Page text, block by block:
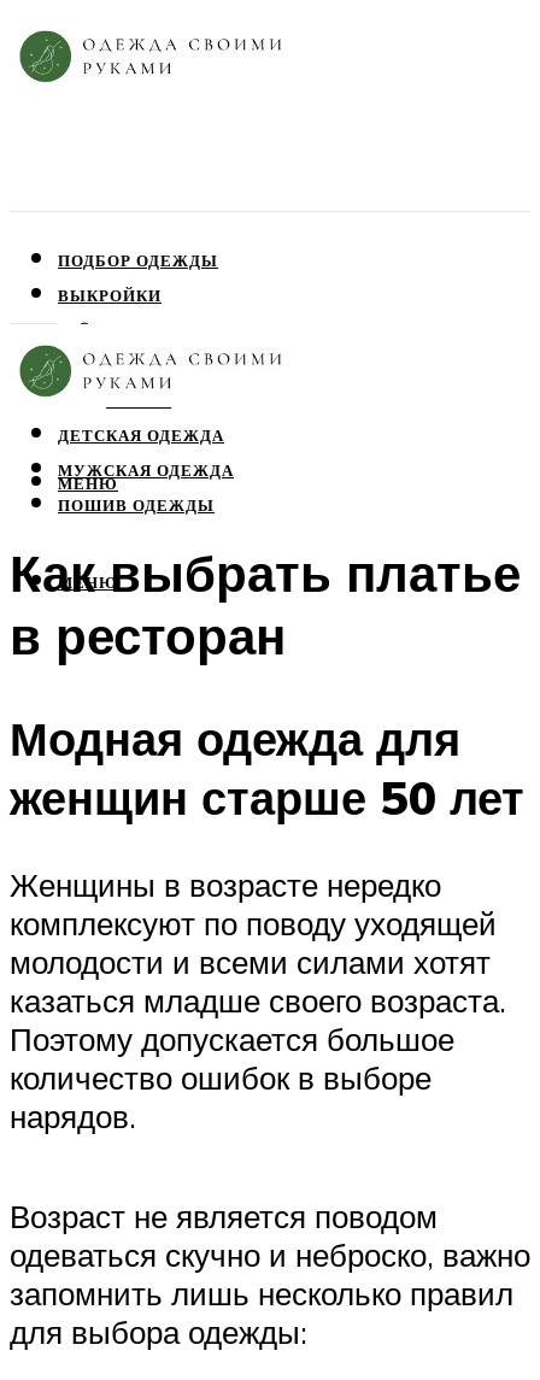
ПОДБОР ОДЕЖДЫ
ВЫКРОЙКИ
ЮБКИ
ДЕТСКАЯ ОДЕЖДА
МУЖСКАЯ ОДЕЖДА
ПОШИВ ОДЕЖДЫ
МЕНЮ
МЕНЮ
Как выбрать платье
в ресторан
Модная одежда для
женщин старше 50 лет
Женщины в возрасте нередко
комплексуют по поводу уходящей
молодости и всеми силами хотят
казаться младше своего возраста.
Поэтому допускается большое
количество ошибок в выборе
нарядов.
Возраст не является поводом
одеваться скучно и неброско, важно
запомнить лишь несколько правил
для выбора одежды: